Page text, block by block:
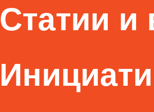
Статии и